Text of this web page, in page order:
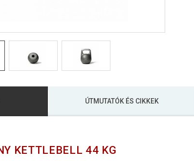
ÚTMUTATÓK ÉS CIKKEK
KETTLEBELL 44 KG